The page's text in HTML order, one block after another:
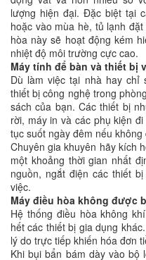
lượng hiện đại. Đặc biệt tại
hoặc vào mùa hè, tủ lạnh
hòa này sẽ hoạt động kém
nhiệt độ môi trường cực cao.
Máy tính để bàn và thiết bị
Dù làm việc tại nhà hay chỉ
thiết bị công nghệ trong
sách của bạn. Các thiết bị
rời, máy in và các phụ kiện
tục suốt ngày đêm nếu
Chuyên gia khuyên hãy kích
một khoảng thời gian nhất
nguồn, ngắt điện các thiết
việc.
Máy điều hòa không được
Hệ thống điều hòa không
hết các thiết bị gia dụng
lý do trực tiếp khiến hóa đơn
Khi bụi bẩn bám dày vào bộ